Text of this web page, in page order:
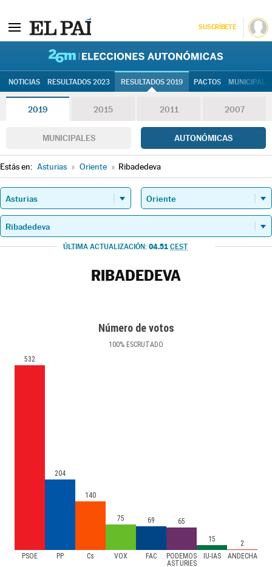
SUSCRÍBETE
NOTICIAS RESULTADOS 2023 RESULTADOS 2019 PACTOS
2019 2015 2011 2007
MUNICIPALES AUTONÓMICAS
Estás en: Asturias » Oriente » Ribadedeva
ÚLTIMA ACTUALIZACIÓN: 04.51 CEST
RIBADEDEVA
Número de votos
100% ESCRUTADO
PSOE PP Cs VOX FAC
PODEMOS
ASTURIES
IU-IAS ANDECHA
532
204
140
75 69 65
15 2